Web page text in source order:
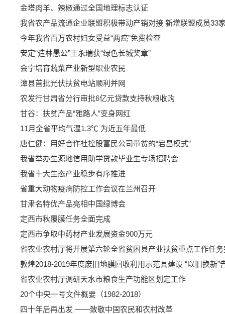
金塔肉羊、辣椒通过全国地理标志认证
我省农产品流通企业联盟积极带动产销对接 新增联盟成员33
今年我省百万农村妇女受益“两癌”免费检查
安定“造林愚公”王永瑞获“绿色长城奖章”
会宁培育蔬菜产业新型职业农民
漳县首批光伏扶贫电站顺利并网
农发行甘肃省分行审批6亿元贷款支持秋粮收购
甘谷：扶贫产品“雅路人”变身网红
11月全省平均气温1.3℃ 为近五年最低
唐仁健：用好合作社控股富民公司带贫的“宕昌模式”
我省举办生源地信用助学贷款毕业生专场招聘会
我省十大生态产业稳步有序推进
省重大动物疫病防控工作会议在兰州召开
甘肃名特优产品亮相中国绿博会
定西市秋覆膜任务全面完成
定西市争取中药材产业发展资金900万元
省农业农村厅将开展第六轮全省贫困县产业扶贫重点工作任
敦煌2018-2019年度废旧地膜回收利用示范县建设 “以旧换新”
省农业农村厅调研天水市粮食生产功能区划定工作
20个中央一号文件概要（1982-2018）
四十年后再出发 ——致敬中国农民和农村改革